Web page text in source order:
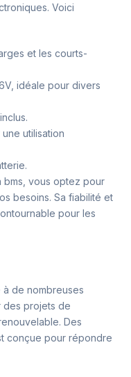
Voici
et les courts-
idéale pour divers
utilisation
bms, vous optez pour
besoins. Sa fiabilité et
pour les
de nombreuses
des projets de
Des
conçue pour répondre